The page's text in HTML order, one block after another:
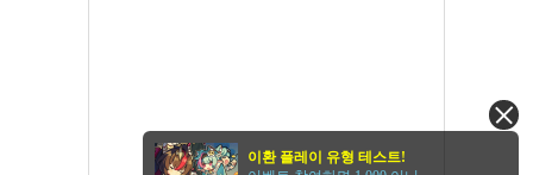
이환 플레이 유형 테스트!